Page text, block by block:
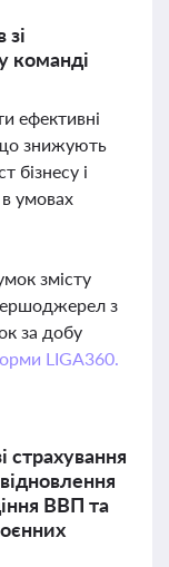
команді
ефективні
що знижують
бізнесу і
умовах
змісту
з
за добу
LIGA360.
страхування
ВВП та